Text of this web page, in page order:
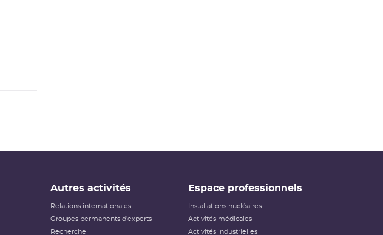
Autres activités
Relations internationales
Groupes permanents d'experts
Recherche
Espace professionnels
Installations nucléaires
Activités médicales
Activités industrielles